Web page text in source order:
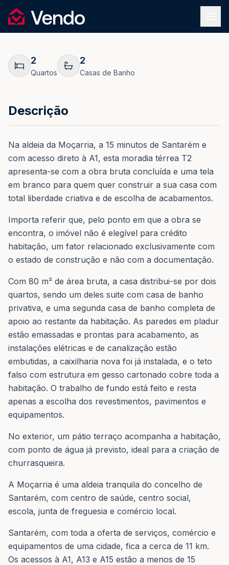
Vendo
2
Quartos
2
Casas de Banho
Descrição
Na aldeia da Moçarria, a 15 minutos de Santarém e
com acesso direto à A1, esta moradia térrea T2
apresenta-se com a obra bruta concluída e uma tela
em branco para quem quer construir a sua casa com
total liberdade criativa e de escolha de acabamentos.
Importa referir que, pelo ponto em que a obra se
encontra, o imóvel não é elegível para crédito
habitação, um fator relacionado exclusivamente com
o estado de construção e não com a documentação.
Com 80 m² de área bruta, a casa distribui-se por dois
quartos, sendo um deles suite com casa de banho
privativa, e uma segunda casa de banho completa de
apoio ao restante da habitação. As paredes em pladur
estão emassadas e prontas para acabamento, as
instalações elétricas e de canalização estão
embutidas, a caixilharia nova foi já instalada, e o teto
falso com estrutura em gesso cartonado cobre toda a
habitação. O trabalho de fundo está feito e resta
apenas a escolha dos revestimentos, pavimentos e
equipamentos.
No exterior, um pátio terraço acompanha a habitação,
com ponto de água já previsto, ideal para a criação de
churrasqueira.
A Moçarria é uma aldeia tranquila do concelho de
Santarém, com centro de saúde, centro social,
escola, junta de freguesia e comércio local.
Santarém, com toda a oferta de serviços, comércio e
equipamentos de uma cidade, fica a cerca de 11 km.
Os acessos à A1, A13 e A15 estão a menos de 15